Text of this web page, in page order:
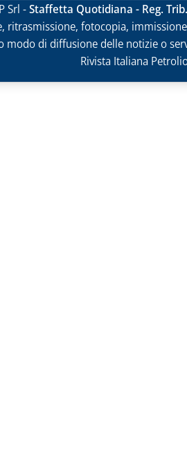
Srl -Staffetta Quotidiana - Reg.
ritrasmissione, fotocopia,
modo di diffusione delle notizie o
Rivista Italiana